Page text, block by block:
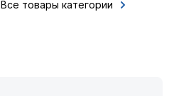
Все товары категории